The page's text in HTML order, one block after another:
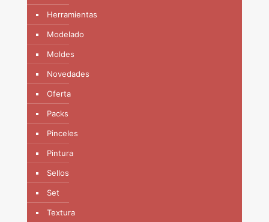
Herramientas
Modelado
Moldes
Novedades
Oferta
Packs
Pinceles
Pintura
Sellos
Set
Textura